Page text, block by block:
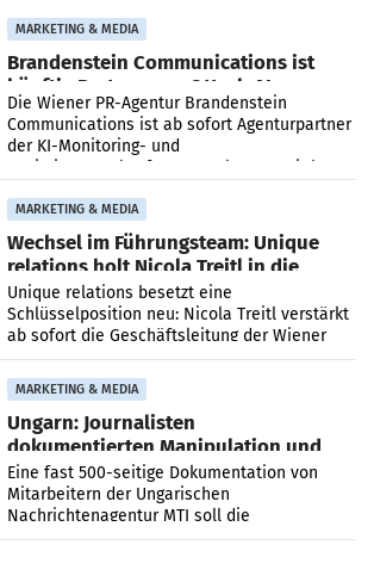
MARKETING & MEDIA
Brandenstein Communications ist
künftig Partner von OtterlyAI
Die Wiener PR-Agentur Brandenstein
Communications ist ab sofort Agenturpartner
der KI-Monitoring- und
Optimierungsplattform OtterlyAI. Damit baut
MARKETING & MEDIA
Wechsel im Führungsteam: Unique
relations holt Nicola Treitl in die
Geschäftsleitung
Unique relations besetzt eine
Schlüsselposition neu: Nicola Treitl verstärkt
ab sofort die Geschäftsleitung der Wiener
PR-Agentur an der Seite von Josef Kalina und
Anna Kalina-Mahr.
MARKETING & MEDIA
Ungarn: Journalisten
dokumentierten Manipulation und
Zensur
Eine fast 500-seitige Dokumentation von
Mitarbeitern der Ungarischen
Nachrichtenagentur MTI soll die
systematische Nachrichten-Manipulation und